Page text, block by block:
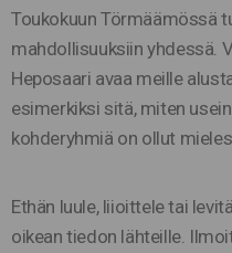
Toukokuun Törmäämössä
mahdollisuuksiin yhdessä.
Heposaari avaa meille
esimerkiksi sitä, miten
kohderyhmiä on ollut
Ethän luule, liioittele tai
oikean tiedon lähteille.